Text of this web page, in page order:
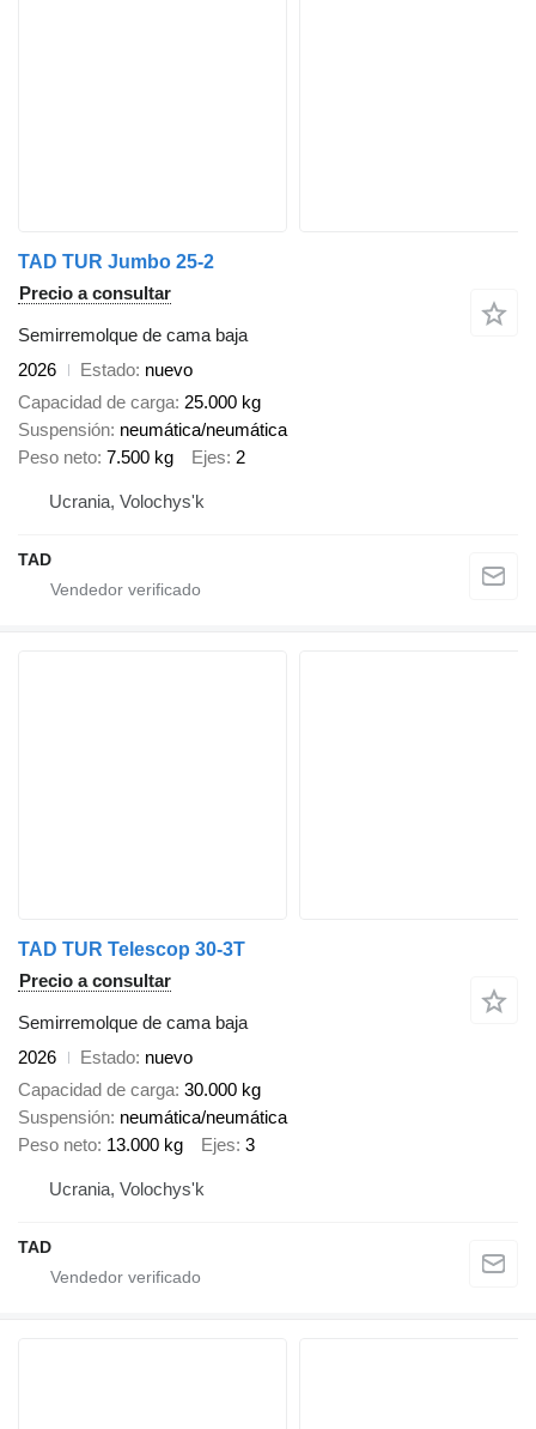
TAD TUR Jumbo 25-2
Precio a consultar
Semirremolque de cama baja
2026
Estado nuevo
Capacidad de carga 25.000 kg
Suspensión neumática/neumática
Peso neto 7.500 kg Ejes 2
Ucrania, Volochys'k
TAD
TAD TUR Telescop 30-3T
Precio a consultar
Semirremolque de cama baja
2026
Estado nuevo
Capacidad de carga 30.000 kg
Suspensión neumática/neumática
Peso neto 13.000 kg Ejes 3
Ucrania, Volochys'k
TAD